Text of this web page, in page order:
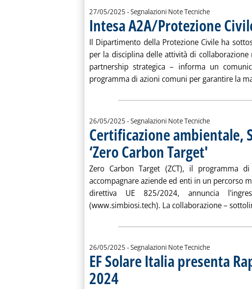
27/05/2025 - Segnalazioni Note Tecniche
Intesa A2A/Protezione
Il Dipartimento della Protezione Civile ha
per la disciplina delle attività di
partnership strategica – informa un
programma di azioni comuni per garantire la
26/05/2025 - Segnalazioni Note Tecniche
Certificazione ambientale,
‘Zero Carbon Target'
Zero Carbon Target (ZCT), il programma
accompagnare aziende ed enti in un percorso
direttiva UE 825/2024, annuncia
(www.simbiosi.tech). La collaborazione –
26/05/2025 - Segnalazioni Note Tecniche
EF Solare Italia presenta
2024 . Pubblicata lunedì 26 maggio 2025 alle 16.59.